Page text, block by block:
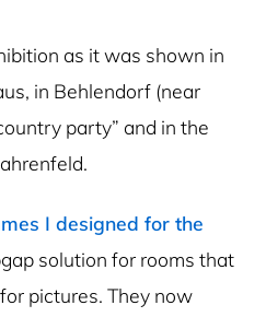
as it was shown in
in Behlendorf (near
party” and in the
I designed for the
solution for rooms that
pictures. They now